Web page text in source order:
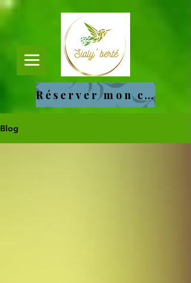
Réserver mon cours
Blog